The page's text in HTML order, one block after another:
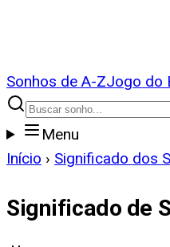
Sonhos de A-ZJogo do
Menu
Início › Significado dos
Significado de